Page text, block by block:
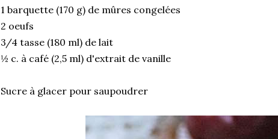
1 barquette (170 g) de mûres congelées
2 oeufs
3/4 tasse (180 ml) de lait
½ c. à café (2,5 ml) d'extrait de vanille
Sucre à glacer pour saupoudrer